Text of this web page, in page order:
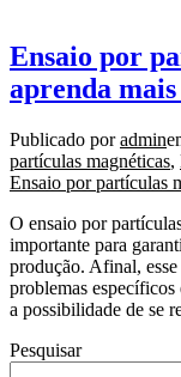
Ensaio por
aprenda mais
Publicado poradmin
partículas magnéticas,
Ensaio por partículas
O ensaio por
importante para
produção. Afinal,
problemas
a possibilidade de se
Pesquisar